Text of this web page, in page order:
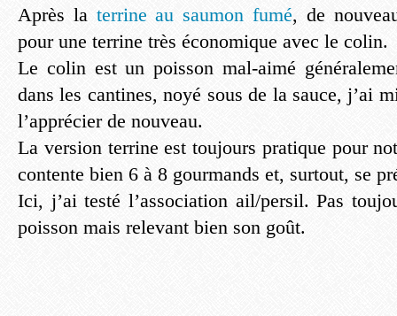
Après la terrine au saumon fumé, de
pour une terrine très économique avec le colin.
Le colin est un poisson mal-aimé
dans les cantines, noyé sous de la sauce, j’ai
l’apprécier de nouveau.
La version terrine est toujours pratique pour
contente bien 6 à 8 gourmands et, surtout, se
Ici, j’ai testé l’association ail/persil. Pas
poisson mais relevant bien son goût.